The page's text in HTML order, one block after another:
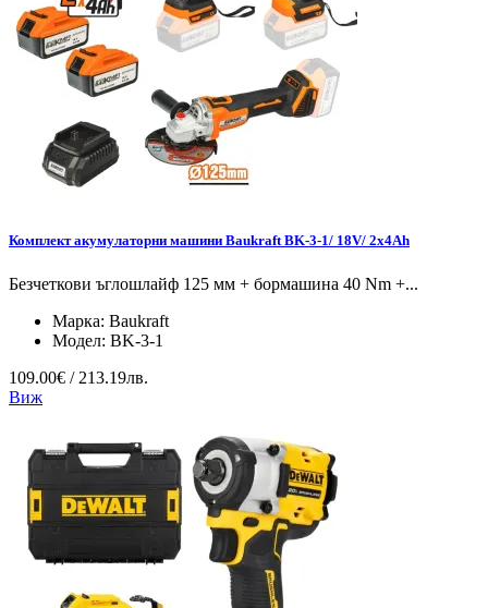
Комплект акумулаторни машини Baukraft BK-3-1/ 18V/ 2x4Ah
Безчеткови ъглошлайф 125 мм + бормашина 40 Nm +...
Марка: Baukraft
Модел: BK-3-1
109.00€ / 213.19лв.
Виж